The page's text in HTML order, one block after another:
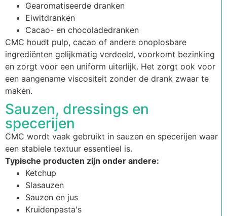
Gearomatiseerde dranken
Eiwitdranken
Cacao- en chocoladedranken
CMC houdt pulp, cacao of andere onoplosbare
ingrediënten gelijkmatig verdeeld, voorkomt bezinking
en zorgt voor een uniform uiterlijk. Het zorgt ook voor
een aangename viscositeit zonder de drank zwaar te
maken.
Sauzen, dressings en
specerijen
CMC wordt vaak gebruikt in sauzen en specerijen waar
een stabiele textuur essentieel is.
Typische producten zijn onder andere:
Ketchup
Slasauzen
Sauzen en jus
Kruidenpasta's